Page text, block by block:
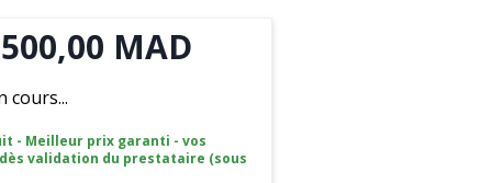
MAD
cours...
- Meilleur prix garanti - vos
validation du prestataire (sous